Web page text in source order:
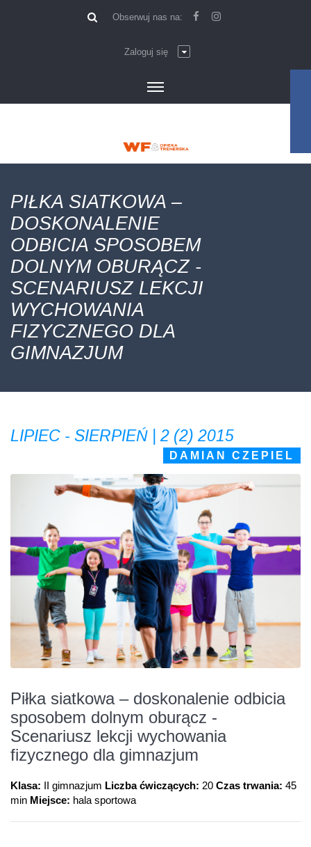
Obserwuj nas na:
Zaloguj się
PIŁKA SIATKOWA –
DOSKONALENIE
ODBICIA SPOSOBEM
DOLNYM OBURĄCZ -
SCENARIUSZ LEKCJI
WYCHOWANIA
FIZYCZNEGO DLA
GIMNAZJUM
LIPIEC - SIERPIEŃ | 2 (2) 2015
DAMIAN CZEPIEL
Piłka siatkowa – doskonalenie odbicia
sposobem dolnym oburącz -
Scenariusz lekcji wychowania
fizycznego dla gimnazjum
Klasa: II gimnazjum Liczba ćwiczących: 20 Czas trwania: 45
min Miejsce: hala sportowa